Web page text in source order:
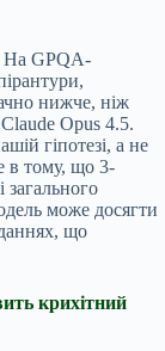
На GPQA-
нижче, ніж
Opus 4.5.
гіпотезі, а не
в тому, що 3-
загального
може досягти
що
крихітний